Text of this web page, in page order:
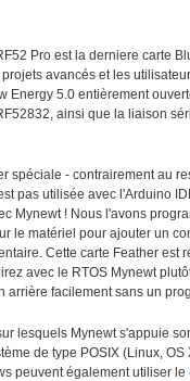
Pro est la derniere carte
avancés et les
Energy 5.0 entièrement
ainsi que la liaison
spéciale - contrairement au
pas utilisée avec l'Arduino
Mynewt ! Nous l'avons
le matériel pour ajouter un
Cette carte Feather est
avec le RTOS Mynewt
arrière facilement sans un
lesquels Mynewt s'appuie
de type POSIX (Linux, OS
peuvent également utiliser le